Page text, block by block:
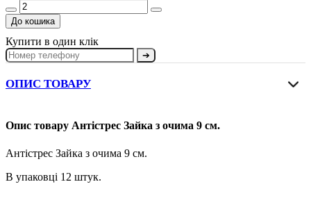
До кошика
Купити в один клік
➔
ОПИС ТОВАРУ
Опис товару Антістрес Зайка з очима 9 см.
Антістрес Зайка з очима 9 см.
В упаковці 12 штук.